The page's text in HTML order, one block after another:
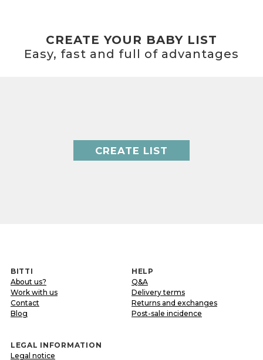
CREATE YOUR BABY LIST
Easy, fast and full of advantages
CREATE LIST
BITTI
About us?
Work with us
Contact
Blog
HELP
Q&A
Delivery terms
Returns and exchanges
Post-sale incidence
LEGAL INFORMATION
Legal notice